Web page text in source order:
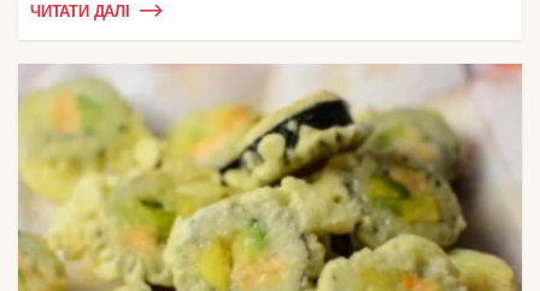
ЧИТАТИ ДАЛІ